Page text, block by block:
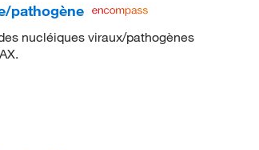
pathogène
nucléiques viraux/pathogènes